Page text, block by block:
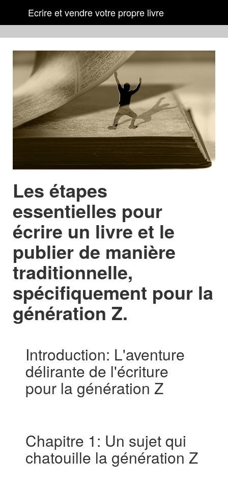
Ecrire et vendre votre propre livre
Les étapes
essentielles pour
écrire un livre et le
publier de manière
traditionnelle,
spécifiquement pour la
génération Z.
Introduction: L'aventure
délirante de l'écriture
pour la génération Z
Chapitre 1: Un sujet qui
chatouille la génération Z